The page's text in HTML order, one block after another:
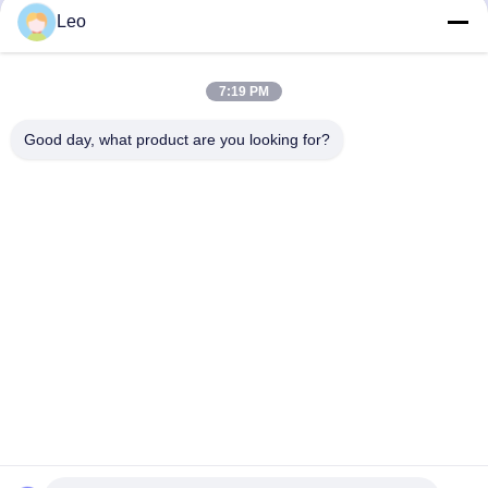
Jiangsu Shengman Drying Equipment
Leo
7:19 PM
Good day, what product are you looking for?